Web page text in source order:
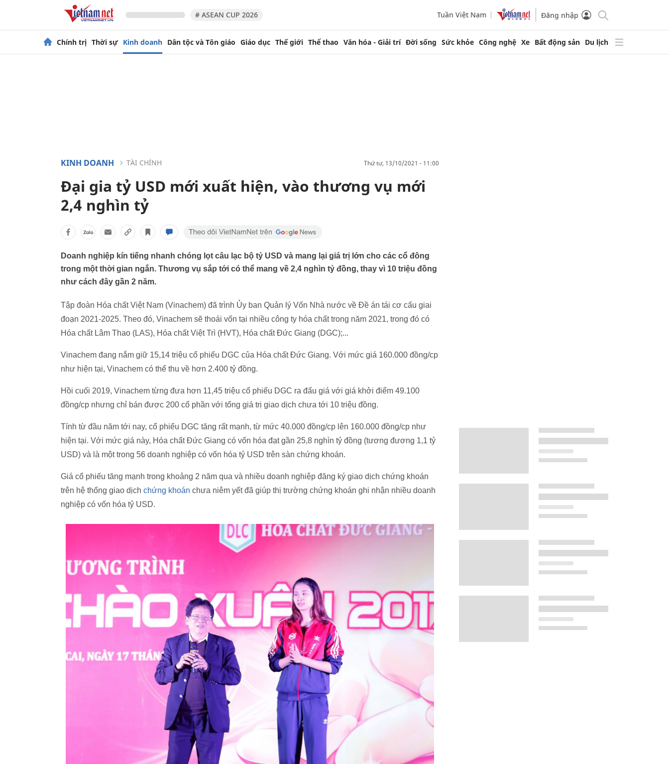
# ASEAN CUP 2026 Tuần Việt Nam Đăng nhập
Chính trị Thời sự Kinh doanh Dân tộc và Tôn giáo Giáo dục Thế giới Thể thao Văn hóa - Giải trí Đời sống Sức khỏe Công nghệ Xe Bất động sản Du lịch
KINH DOANH TÀI CHÍNH thứ tư, 13/10/2021 - 11:00
Đại gia tỷ USD mới xuất hiện, vào thương vụ mới
2,4 nghìn tỷ
Doanh nghiệp kín tiếng nhanh chóng lọt câu lạc bộ tỷ USD và mang lại giá trị lớn cho các cổ đông
trong một thời gian ngắn. Thương vụ sắp tới có thể mang về 2,4 nghìn tỷ đồng, thay vì 10 triệu đồng
như cách đây gần 2 năm.
Tập đoàn Hóa chất Việt Nam (Vinachem) đã trình Ủy ban Quản lý Vốn Nhà nước về Đề án tái cơ cấu giai
đoạn 2021-2025. Theo đó, Vinachem sẽ thoái vốn tại nhiều công ty hóa chất trong năm 2021, trong đó có
Hóa chất Lâm Thao (LAS), Hóa chất Việt Trì (HVT), Hóa chất Đức Giang (DGC);...
Vinachem đang nắm giữ 15,14 triệu cổ phiếu DGC của Hóa chất Đức Giang. Với mức giá 160.000 đồng/cp
như hiện tại, Vinachem có thể thu về hơn 2.400 tỷ đồng.
Hồi cuối 2019, Vinachem từng đưa hơn 11,45 triệu cổ phiếu DGC ra đấu giá với giá khởi điểm 49.100
đồng/cp nhưng chỉ bán được 200 cổ phần với tổng giá trị giao dịch chưa tới 10 triệu đồng.
Tính từ đầu năm tới nay, cổ phiếu DGC tăng rất mạnh, từ mức 40.000 đồng/cp lên 160.000 đồng/cp như
hiện tại. Với mức giá này, Hóa chất Đức Giang có vốn hóa đạt gần 25,8 nghìn tỷ đồng (tương đương 1,1 tỷ
USD) và là một trong 56 doanh nghiệp có vốn hóa tỷ USD trên sàn chứng khoán.
Giá cổ phiếu tăng mạnh trong khoảng 2 năm qua và nhiều doanh nghiệp đăng ký giao dịch chứng khoán
trên hệ thống giao dịch chứng khoán chưa niêm yết đã giúp thị trường chứng khoán ghi nhận nhiều doanh
nghiệp có vốn hóa tỷ USD.